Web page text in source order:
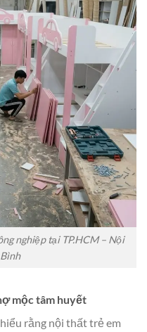
nghiệp tại TP.HCM – Nội
mộc tâm huyết
rằng nội thất trẻ em